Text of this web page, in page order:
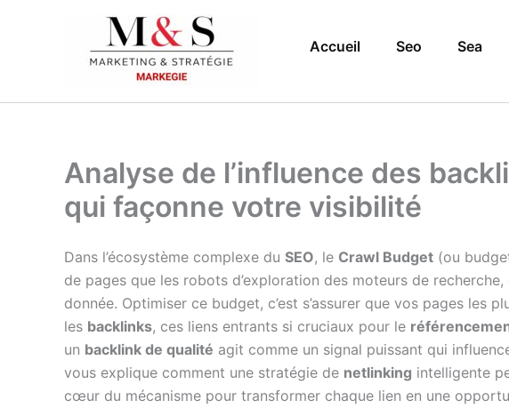
Accueil Seo Sea
Analyse de l’influence des
qui façonne votre visibilité
Dans l’écosystème complexe du SEO, le Crawl Budget (ou
de pages que les robots d’exploration des moteurs de
donnée. Optimiser ce budget, c’est s’assurer que vos pages
les backlinks, ces liens entrants si cruciaux pour le
un backlink de qualité agit comme un signal puissant qui
vous explique comment une stratégie de netlinking intelligente
cœur du mécanisme pour transformer chaque lien en une